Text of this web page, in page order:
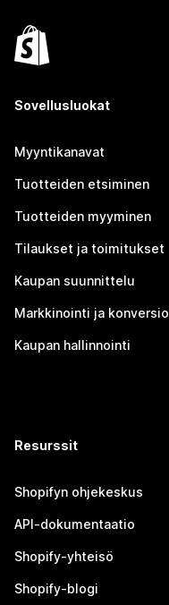
Sovellusluokat
Myyntikanavat
Tuotteiden etsiminen
Tuotteiden myyminen
Tilaukset ja toimitukset
Kaupan suunnittelu
Markkinointi ja konversio
Kaupan hallinnointi
Resurssit
Shopifyn ohjekeskus
API-dokumentaatio
Shopify-yhteisö
Shopify-blogi